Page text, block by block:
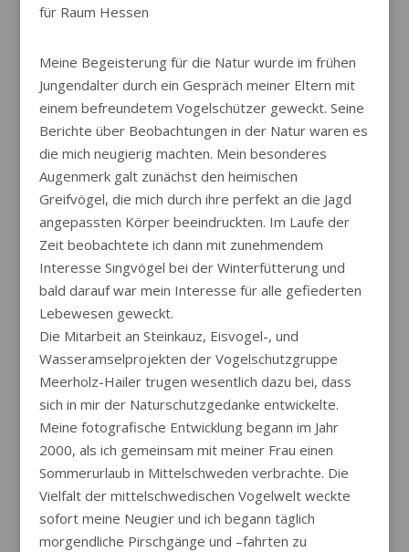
für Raum Hessen
Meine Begeisterung für die Natur wurde im frühen
Jungendalter durch ein Gespräch meiner Eltern mit
einem befreundetem Vogelschützer geweckt. Seine
Berichte über Beobachtungen in der Natur waren es
die mich neugierig machten. Mein besonderes
Augenmerk galt zunächst den heimischen
Greifvögel, die mich durch ihre perfekt an die Jagd
angepassten Körper beeindruckten. Im Laufe der
Zeit beobachtete ich dann mit zunehmendem
Interesse Singvögel bei der Winterfütterung und
bald darauf war mein Interesse für alle gefiederten
Lebewesen geweckt.
Die Mitarbeit an Steinkauz, Eisvogel-, und
Wasseramselprojekten der Vogelschutzgruppe
Meerholz-Hailer trugen wesentlich dazu bei, dass
sich in mir der Naturschutzgedanke entwickelte.
Meine fotografische Entwicklung begann im Jahr
2000, als ich gemeinsam mit meiner Frau einen
Sommerurlaub in Mittelschweden verbrachte. Die
Vielfalt der mittelschwedischen Vogelwelt weckte
sofort meine Neugier und ich begann täglich
morgendliche Pirschgänge und –fahrten zu